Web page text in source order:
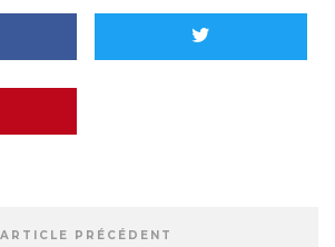
ARTICLE PRÉCÉDENT